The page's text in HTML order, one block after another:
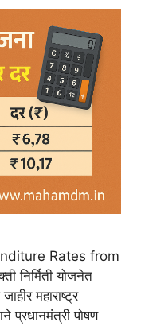
Rates from
निर्मिती योजनेत
महाराष्ट्र
प्रधानमंत्री पोषण